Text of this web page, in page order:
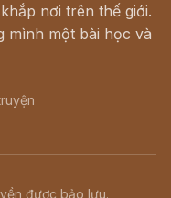
nơi trên thế giới.
mình một bài học và
được bảo lưu.